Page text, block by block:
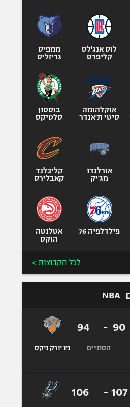
לוס אנג'לס
קליפרס
ממפיס
גריזליס
אוקלהומה
סיטי ת'אנדר
בוסטון
סלטיקס
אורלנדו
מג'יק
קליבלנד
קאבלירס
פילדלפיה 76
אטלנטה
הוקס
לכל הקבוצות >
NBA
90
-
94
הסתיים ניו יורק ניקס
107
-
106